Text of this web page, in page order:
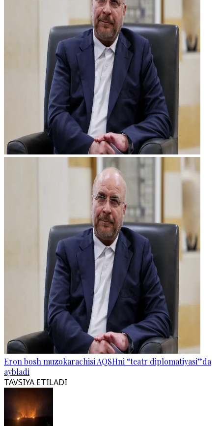
Eron bosh muzokarachisi AQSHni “teatr diplomatiyasi”da
aybladi
TAVSIYA ETILADI